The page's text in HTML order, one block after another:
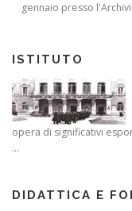
gennaio presso
ISTITUTO
opera di significativi
...
DIDATTICA E